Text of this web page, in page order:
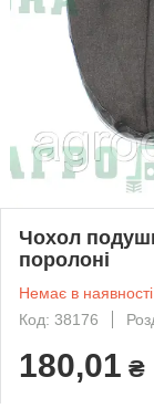
Чохол
поролоні
Немає в наявності
Код: 38176
180,01 ₴